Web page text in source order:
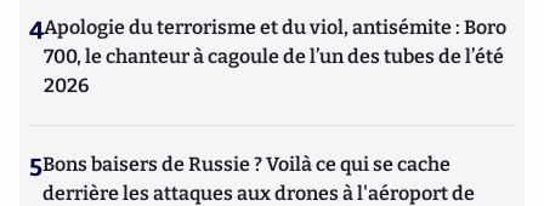
4Apologie du terrorisme et du viol, antisémite : Boro
700, le chanteur à cagoule de l’un des tubes de l’été
2026
5Bons baisers de Russie ? Voilà ce qui se cache
derrière les attaques aux drones à l'aéroport de